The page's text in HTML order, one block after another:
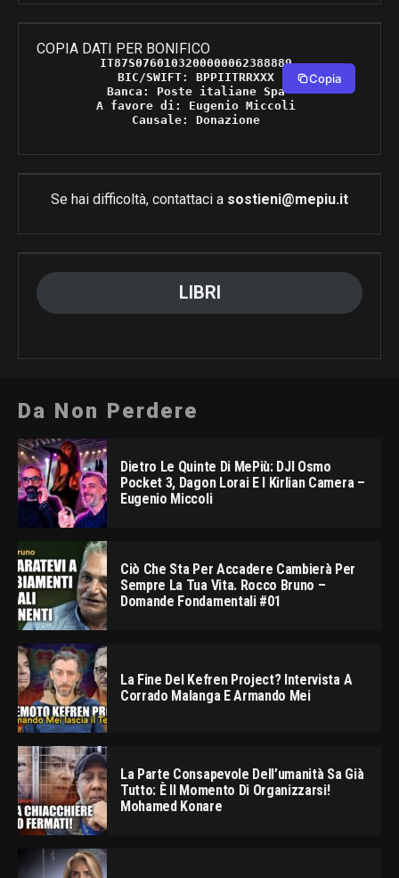
COPIA DATI PER BONIFICO
IT87S0760103200000062388889
BIC/SWIFT: BPPIITRRXXX
Banca: Poste italiane Spa
A favore di: Eugenio Miccoli
Causale: Donazione
Copia
Se hai difficoltà, contattaci a sostieni@mepiu.it
LIBRI
Da Non Perdere
Dietro Le Quinte Di MePiù: DJI Osmo
Pocket 3, Dagon Lorai E I Kirlian Camera –
Eugenio Miccoli
Ciò Che Sta Per Accadere Cambierà Per
Sempre La Tua Vita. Rocco Bruno –
Domande Fondamentali #01
La Fine Del Kefren Project? Intervista A
Corrado Malanga E Armando Mei
La Parte Consapevole Dell’umanità Sa Già
Tutto: È Il Momento Di Organizzarsi!
Mohamed Konare